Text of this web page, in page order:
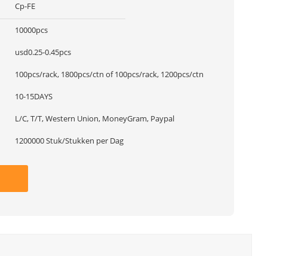
Cp-FE
10000pcs
usd0.25-0.45pcs
100pcs/rack, 1800pcs/ctn of 100pcs/rack, 1200pcs/ctn
10-15DAYS
L/C, T/T, Western Union, MoneyGram, Paypal
1200000 Stuk/Stukken per Dag